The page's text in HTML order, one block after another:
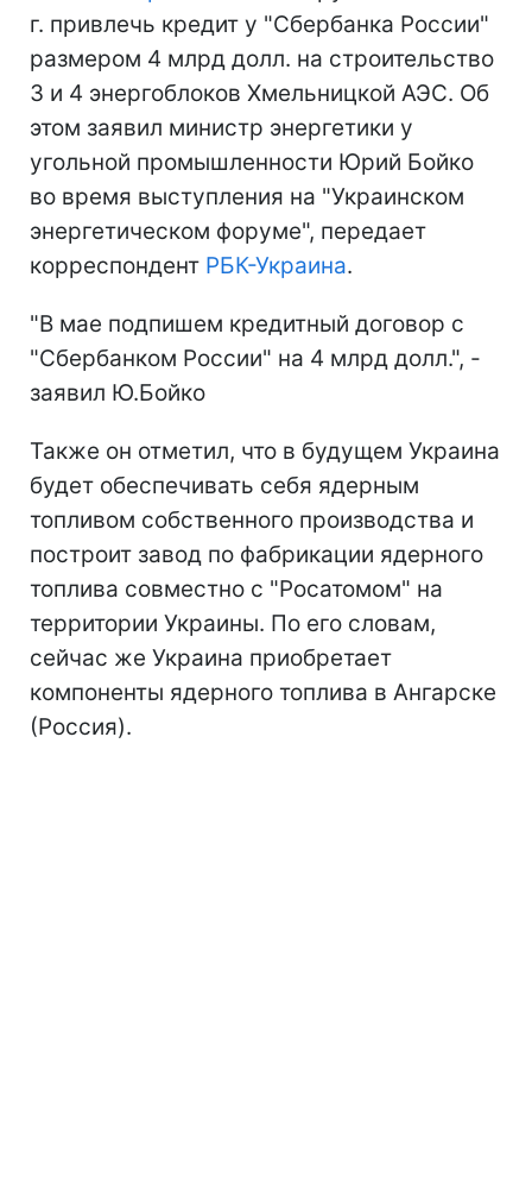
г. привлечь кредит у "Сбербанка России"
размером 4 млрд долл. на строительство
3 и 4 энергоблоков Хмельницкой АЭС. Об
этом заявил министр энергетики у
угольной промышленности Юрий Бойко
во время выступления на "Украинском
энергетическом форуме", передает
корреспондент РБК-Украина.
"В мае подпишем кредитный договор с
"Сбербанком России" на 4 млрд долл.", -
заявил Ю.Бойко
Также он отметил, что в будущем Украина
будет обеспечивать себя ядерным
топливом собственного производства и
построит завод по фабрикации ядерного
топлива совместно с "Росатомом" на
территории Украины. По его словам,
сейчас же Украина приобретает
компоненты ядерного топлива в Ангарске
(Россия).